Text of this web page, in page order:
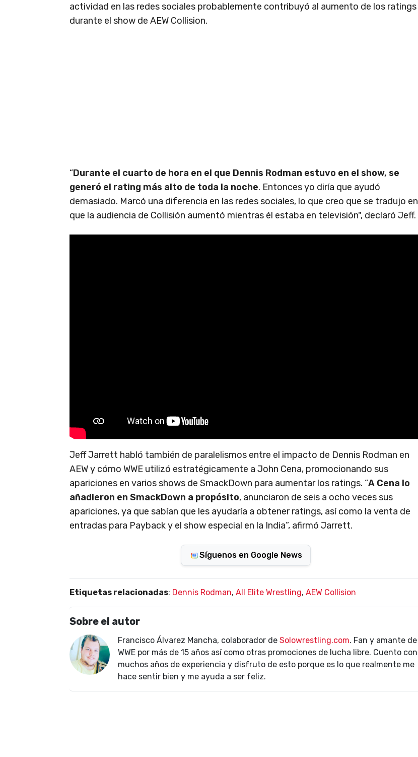
actividad en las redes sociales probablemente contribuyó al aumento de los ratings
durante el show de AEW Collision.
“Durante el cuarto de hora en el que Dennis Rodman estuvo en el show, se
generó el rating más alto de toda la noche. Entonces yo diría que ayudó
demasiado. Marcó una diferencia en las redes sociales, lo que creo que se tradujo en
que la audiencia de Collisión aumentó mientras él estaba en televisión", declaró Jeff.
Jeff Jarrett habló también de paralelismos entre el impacto de Dennis Rodman en
AEW y cómo WWE utilizó estratégicamente a John Cena, promocionando sus
apariciones en varios shows de SmackDown para aumentar los ratings. “A Cena lo
añadieron en SmackDown a propósito, anunciaron de seis a ocho veces sus
apariciones, ya que sabían que les ayudaría a obtener ratings, así como la venta de
entradas para Payback y el show especial en la India”, afirmó Jarrett.
Síguenos en Google News
Etiquetas relacionadas: Dennis Rodman, All Elite Wrestling, AEW Collision
Sobre el autor
Francisco Álvarez Mancha, colaborador de Solowrestling.com. Fan y amante de
WWE por más de 15 años así como otras promociones de lucha libre. Cuento con
muchos años de experiencia y disfruto de esto porque es lo que realmente me
hace sentir bien y me ayuda a ser feliz.